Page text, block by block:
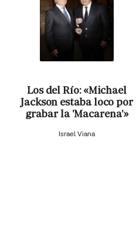
Los del Río: «Michael
Jackson estaba loco por
grabar la 'Macarena'»
Israel Viana